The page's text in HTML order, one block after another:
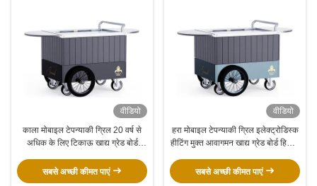
वीडियो
काला मोबाइल टेपन्याकी ग्रिल 20 वर्ष से
अधिक के लिए टिकाऊ खाद्य ग्रेड बोर्ड
सबसे अच्छी कीमत पाएं
वीडियो
हरा मोबाइल टेपन्याकी ग्रिल इलेक्ट्रोडिस्क
हीटिंग मुक्त आवागमन खाद्य ग्रेड बोर्ड हिबाची
सबसे अच्छी कीमत पाएं